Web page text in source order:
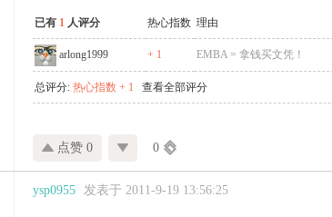
已有 1 人评分 热心指数 理由
arlong1999 + 1 EMBA = 拿钱买文凭！
总评分: 热心指数 + 1 查看全部评分
点赞 0 0
ysp0955 发表于 2011-9-19 13:56:25